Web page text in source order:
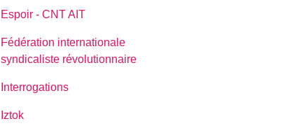
Espoir - CNT AIT
Fédération internationale
syndicaliste révolutionnaire
Interrogations
Iztok